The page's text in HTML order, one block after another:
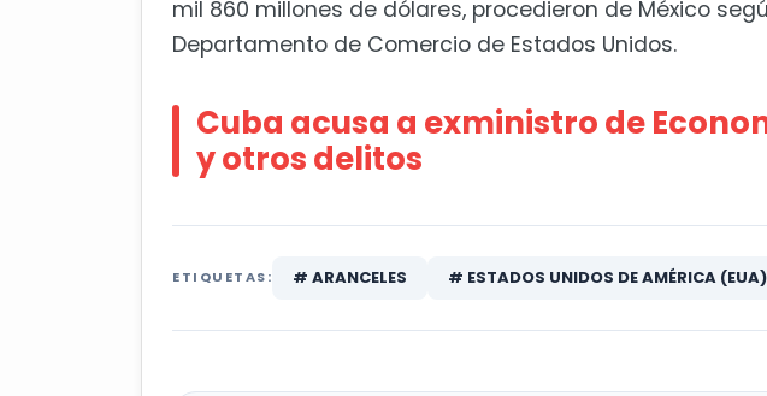
mil 860 millones de dólares, procedieron de México
Departamento de Comercio de Estados Unidos.
Cuba acusa a exministro de
y otros delitos
ETIQUETAS: # ARANCELES # ESTADOS UNIDOS DE AMÉRICA (EUA)